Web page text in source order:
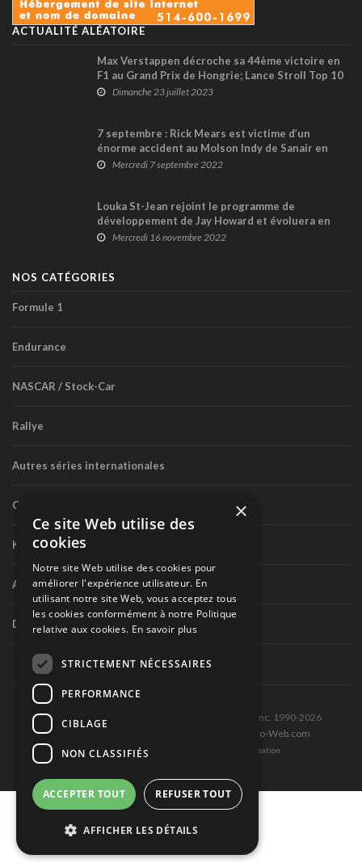
ACTUALITÉ ALÉATOIRE
Max Verstappen décroche sa 44ème victoire en
F1 au Grand Prix de Hongrie; Lance Stroll Top 10
Dimanche 23 juillet 2023
7 septembre : Rick Mears est victime d’un
énorme accident au Molson Indy de Sanair en
1984Mercredi 7 septembre 2022
Louka St-Jean rejoint le programme de
développement de Jay Howard et évoluera en
2023 en série USF2000
Mercredi 16 novembre 2022
NOS CATÉGORIES
Formule 1
Endurance
NASCAR / Stock-Car
Rallye
Autres séries internationales
Circuit routier canadien
Karting
Autres séries nationales
Divers
Tous droits réservés © Les Éditions Pole-Position inc. 1990-2026
Ce site est produit et hébergé par Montréal-Photo-Web.com
Politique de confidentialité et Conditions d’utilisation
×
Ce site Web utilise des
cookies
Notre site Web utilise des cookies pour
améliorer l'expérience utilisateur. En
utilisant notre site Web, vous acceptez tous
les cookies conformément à notre Politique
relative aux cookies. En savoir plus
STRICTEMENT NÉCESSAIRES
PERFORMANCE
CIBLAGE
NON CLASSIFIÉS
ACCEPTER TOUT REFUSER TOUT
AFFICHER LES DÉTAILS